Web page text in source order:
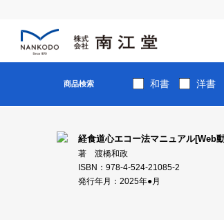
商品検索 和書 洋書
経食道心エコー法マニュアル[Web
著 渡橋和政
ISBN：978-4-524-21085-2
発行年月：2025年●月